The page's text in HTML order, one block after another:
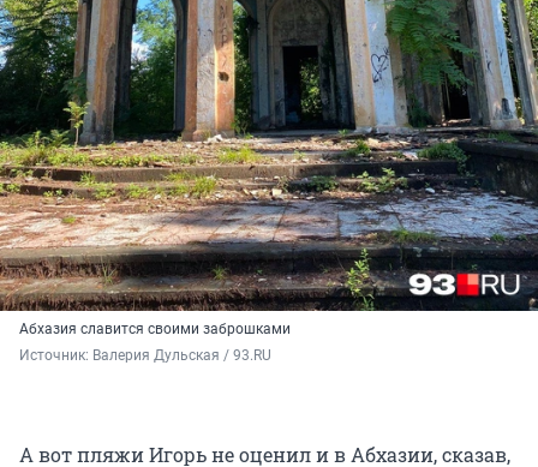
Абхазия славится своими заброшками
Источник: Валерия Дульская / 93.RU
А вот пляжи Игорь не оценил и в Абхазии, сказав,